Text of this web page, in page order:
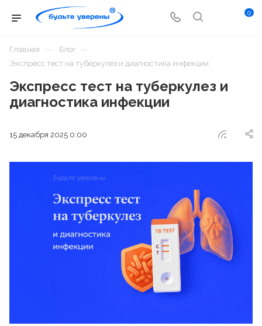
0
Экспресс тест на туберкулез и
диагностика инфекции
Главная — Блог —
Экспресс тест на туберкулез и диагностика инфекции
15 декабря 2025 0:00